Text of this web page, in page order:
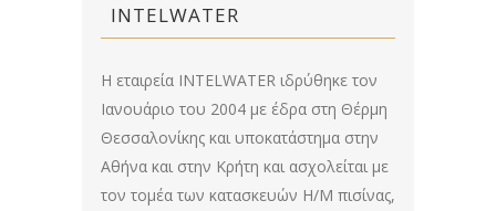
INTELWATER
Η εταιρεία INTELWATER ιδρύθηκε τον
Ιανουάριο του 2004 με έδρα στη Θέρμη
Θεσσαλονίκης και υποκατάστημα στην
Αθήνα και στην Κρήτη και ασχολείται με
τον τομέα των κατασκευών Η/Μ πισίνας,